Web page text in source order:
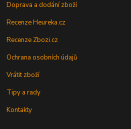
Doprava a dodání zboží
Recenze Heureka.cz
Recenze Zbozi.cz
Ochrana osobních údajů
Vrátit zboží
Tipy a rady
Kontakty